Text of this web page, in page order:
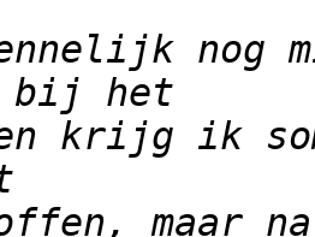
nog
krijg ik
maar